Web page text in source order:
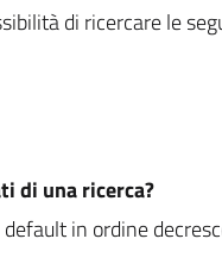
di ricercare le
di una ricerca?
in ordine